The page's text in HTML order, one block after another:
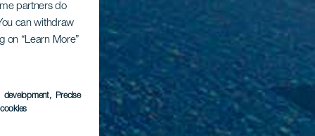
partners do
can withdraw
on “Learn More”
development, Precise